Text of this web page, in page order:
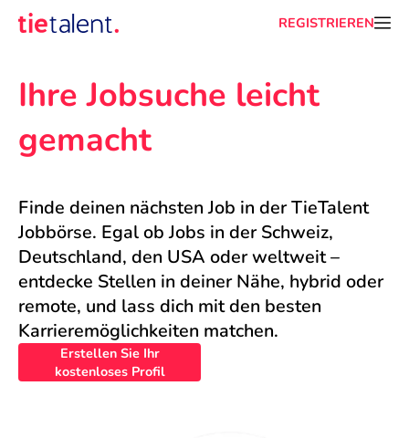
REGISTRIEREN
Ihre Jobsuche leicht
gemacht
Finde deinen nächsten Job in der TieTalent
Jobbörse. Egal ob Jobs in der Schweiz,
Deutschland, den USA oder weltweit –
entdecke Stellen in deiner Nähe, hybrid oder
remote, und lass dich mit den besten
Karrieremöglichkeiten matchen.
Erstellen Sie Ihr
kostenloses Profil